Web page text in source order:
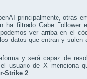
principalmente, otras
ha filtrado Gabe Follower
ver arriba en el
datos que entran y salen
y será capaz de
usuario de X menciona
Strike 2